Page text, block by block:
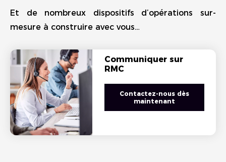
Et de nombreux dispositifs d’opérations sur-
mesure à construire avec vous…
Communiquer sur
RMC
Contactez-nous dès
maintenant